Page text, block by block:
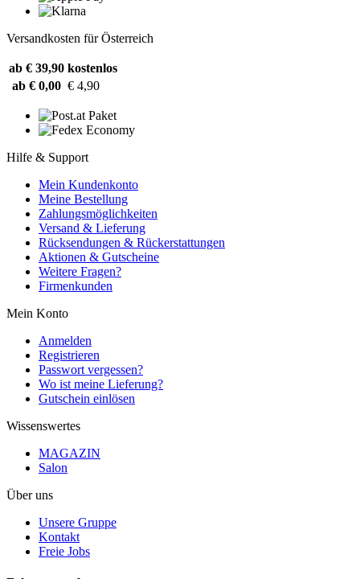
Versandkosten für Österreich
ab € 39,90 kostenlos
ab € 0,00 € 4,90
Hilfe & Support
Mein Kundenkonto
Meine Bestellung
Zahlungsmöglichkeiten
Versand & Lieferung
Rücksendungen & Rückerstattungen
Aktionen & Gutscheine
Weitere Fragen?
Firmenkunden
Mein Konto
Anmelden
Registrieren
Passwort vergessen?
Wo ist meine Lieferung?
Gutschein einlösen
Wissenswertes
MAGAZIN
Salon
Über uns
Unsere Gruppe
Kontakt
Freie Jobs